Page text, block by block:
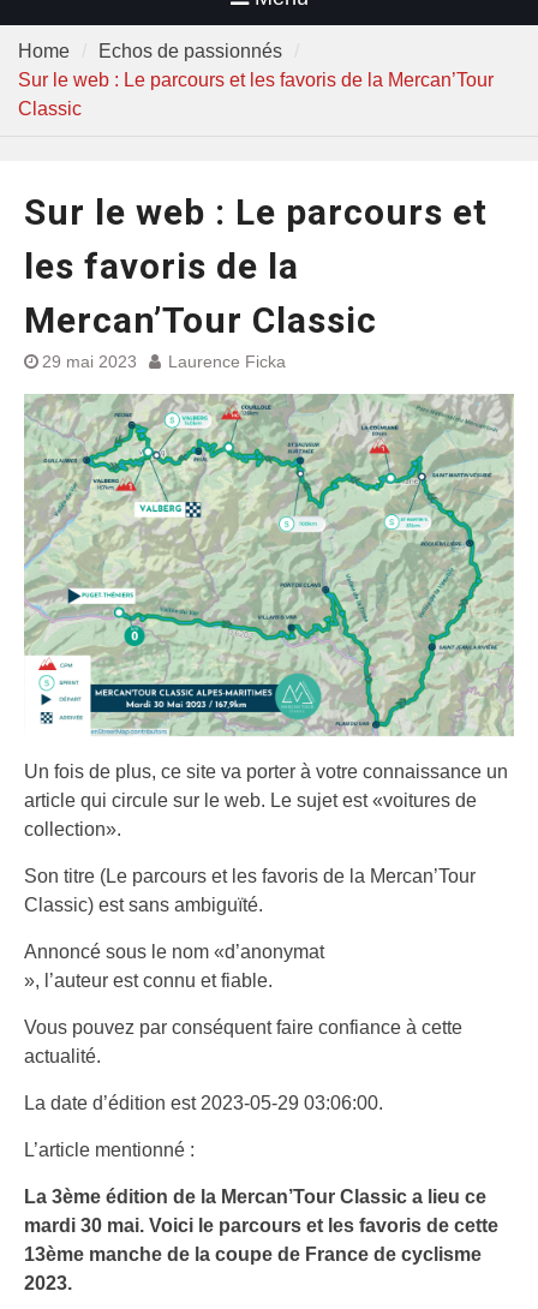
Home
Echos de passionnés
Sur le web : Le parcours et les favoris de la Mercan’Tour
Classic
Sur le web : Le parcours et
les favoris de la
Mercan’Tour Classic
29 mai 2023 Laurence Ficka
Un fois de plus, ce site va porter à votre connaissance un
article qui circule sur le web. Le sujet est «voitures de
collection».
Son titre (Le parcours et les favoris de la Mercan’Tour
Classic) est sans ambiguïté.
Annoncé sous le nom «d’anonymat
», l’auteur est connu et fiable.
Vous pouvez par conséquent faire confiance à cette
actualité.
La date d’édition est 2023-05-29 03:06:00.
L’article mentionné :
La 3ème édition de la Mercan’Tour Classic a lieu ce
mardi 30 mai. Voici le parcours et les favoris de cette
13ème manche de la coupe de France de cyclisme
2023.